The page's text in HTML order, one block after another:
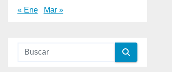
« Ene Mar »